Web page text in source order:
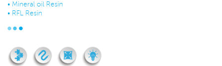
• Mineral oil Resin
• RFL Resin